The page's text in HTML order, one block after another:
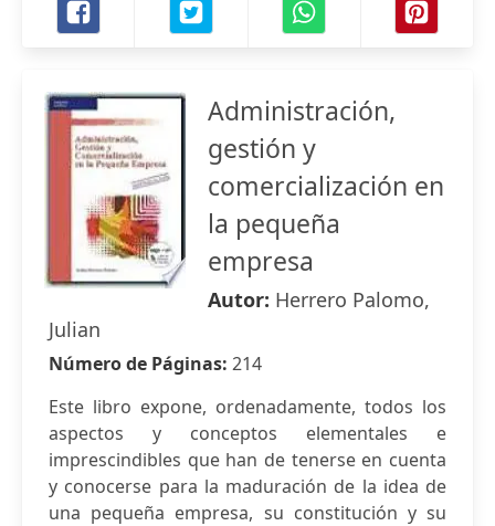
Administración,
gestión y
comercialización en
la pequeña
empresa
Autor: Herrero Palomo,
Julian
Número de Páginas: 214
Este libro expone, ordenadamente, todos los
aspectos y conceptos elementales e
imprescindibles que han de tenerse en cuenta
y conocerse para la maduración de la idea de
una pequeña empresa, su constitución y su